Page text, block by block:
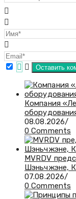
​Компания
08.08.2026/
0 Comments
MVRDV
Шэньчжэне,
07.08.2026/
0 Comments